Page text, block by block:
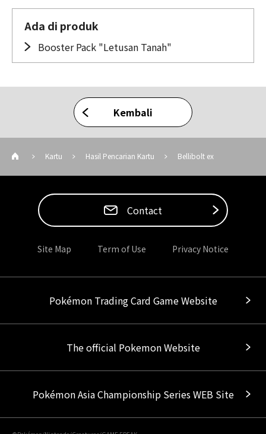
Ada di produk
Booster Pack "Letusan Tanah"
Kembali
Kartu Hasil Pencarian Kartu Bellibolt ex
Contact
Site Map Term of Use Privacy Notice
Pokémon Trading Card Game Website
The official Pokemon Website
Pokémon Asia Championship Series WEB Site